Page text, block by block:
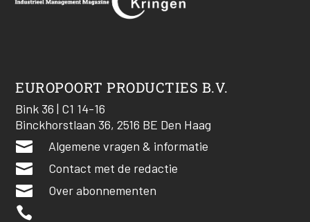
EUROPOORT PRODUCTIES B.V.
Bink 36 | C1 14-16
Binckhorstlaan 36, 2516 BE Den Haag
 Algemene vragen & informatie
 Contact met de redactie
 Over abonnementen
